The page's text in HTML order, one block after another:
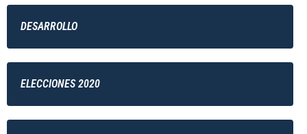
DESARROLLO
ELECCIONES 2020